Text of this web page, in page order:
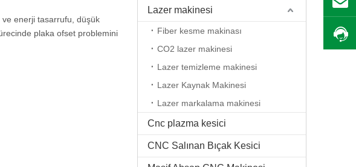
ve enerji tasarrufu, düşük
plaka ofset problemini
Lazer makinesi
Fiber kesme makinası
CO2 lazer makinesi
Lazer temizleme makinesi
Lazer Kaynak Makinesi
Lazer markalama makinesi
Cnc plazma kesici
CNC Salınan Bıçak Kesici